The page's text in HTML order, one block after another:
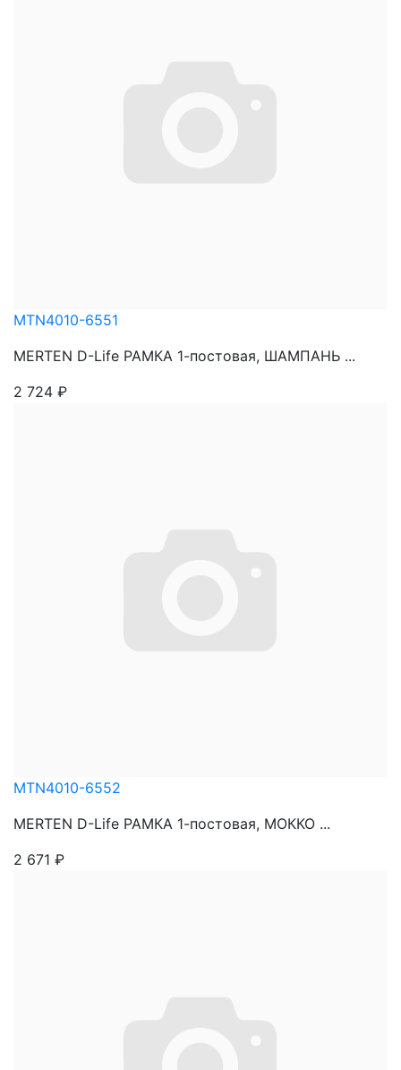
MTN4010-6551
MERTEN D-Life РАМКА 1-постовая, ШАМПАНЬ ...
2 724 ₽
MTN4010-6552
MERTEN D-Life РАМКА 1-постовая, МОККО ...
2 671 ₽